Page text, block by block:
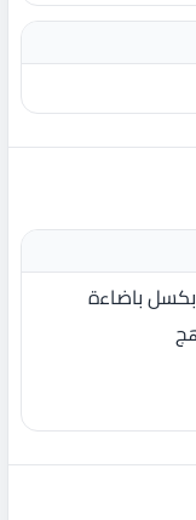
- 15.6 بوصة FHD بدقة 1920 × 1080 بكسل باضاءة